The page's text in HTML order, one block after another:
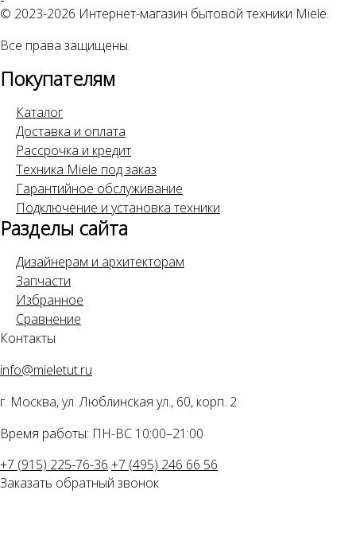
© 2023-2026 Интернет-магазин бытовой техники Miele.
Все права защищены.
Покупателям
Каталог
Доставка и оплата
Рассрочка и кредит
Техника Miele под заказ
Гарантийное обслуживание
Подключение и установка техники
Разделы сайта
Дизайнерам и архитекторам
Запчасти
Избранное
Сравнение
Контакты
info@mieletut.ru
г. Москва, ул. Люблинская ул., 60, корп. 2
Время работы: ПН-ВС 10:00–21:00
+7 (915) 225-76-36 +7 (495) 246 66 56
Заказать обратный звонок